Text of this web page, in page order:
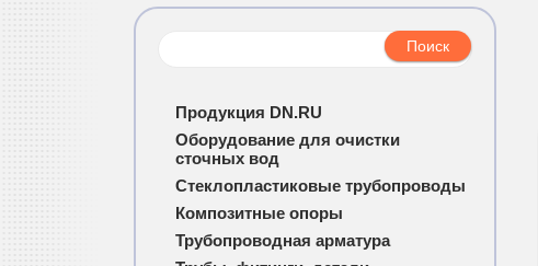
Продукция DN.RU
Оборудование для очистки
сточных вод
Стеклопластиковые трубопроводы
Композитные опоры
Трубопроводная арматура